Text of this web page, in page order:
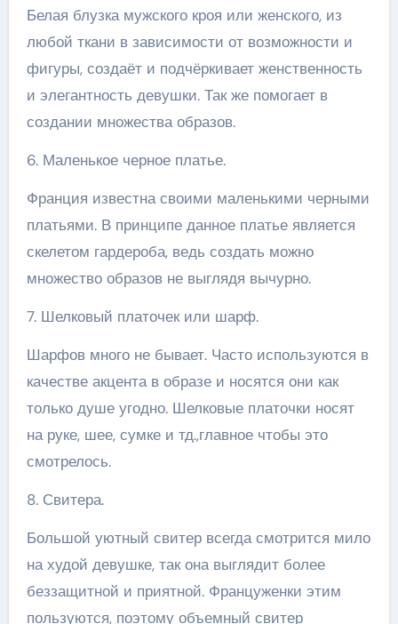
Белая блузка мужского кроя или женского, из
любой ткани в зависимости от возможности и
фигуры, создаёт и подчёркивает женственность
и элегантность девушки. Так же помогает в
создании множества образов.
6. Маленькое черное платье.
Франция известна своими маленькими черными
платьями. В принципе данное платье является
скелетом гардероба, ведь создать можно
множество образов не выглядя вычурно.
7. Шелковый платочек или шарф.
Шарфов много не бывает. Часто используются в
качестве акцента в образе и носятся они как
только душе угодно. Шелковые платочки носят
на руке, шее, сумке и тд.,главное чтобы это
смотрелось.
8. Свитера.
Большой уютный свитер всегда смотрится мило
на худой девушке, так она выглядит более
беззащитной и приятной. Француженки этим
пользуются, поэтому объемный свитер